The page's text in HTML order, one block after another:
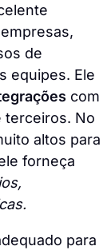
de
equipes. Ele
com
terceiros. No
altos para
forneça
para